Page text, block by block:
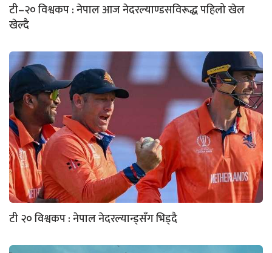
टी–२० विश्वकप : नेपाल आज नेदरल्याण्डसविरूद्ध पहिलो खेल
खेल्दै
टी २० विश्वकप : नेपाल नेदरल्यान्ड्सँग भिड्दै